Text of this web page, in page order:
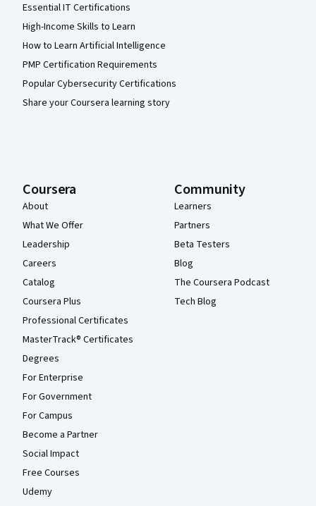
Essential IT Certifications
High-Income Skills to Learn
How to Learn Artificial Intelligence
PMP Certification Requirements
Popular Cybersecurity Certifications
Share your Coursera learning story
Coursera
About
What We Offer
Leadership
Careers
Catalog
Coursera Plus
Professional Certificates
MasterTrack® Certificates
Degrees
For Enterprise
For Government
For Campus
Become a Partner
Social Impact
Free Courses
Udemy
Community
Learners
Partners
Beta Testers
Blog
The Coursera Podcast
Tech Blog